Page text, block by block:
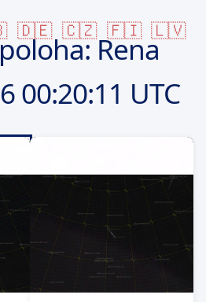
🇩🇪 🇨🇿 🇫🇮 🇱🇻
Rena
00:20:11 UTC